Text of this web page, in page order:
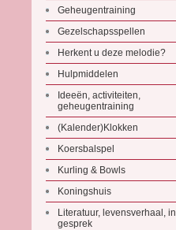
Geheugentraining
Gezelschapsspellen
Herkent u deze melodie?
Hulpmiddelen
Ideeën, activiteiten,
geheugentraining
(Kalender)Klokken
Koersbalspel
Kurling & Bowls
Koningshuis
Literatuur, levensverhaal, in
gesprek